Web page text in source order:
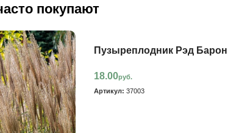
покупают
Пузыреплодник Рэд Барон
18.00руб.
Артикул: 37003